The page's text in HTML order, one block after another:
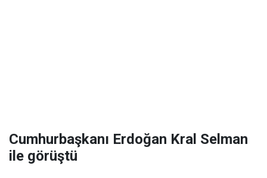
Cumhurbaşkanı Erdoğan Kral Selman
ile görüştü